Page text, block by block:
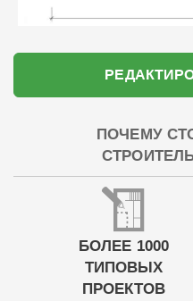
ПОЧЕМУ
БОЛЕЕ 1000
ТИПОВЫХ
ПРОЕКТОВ